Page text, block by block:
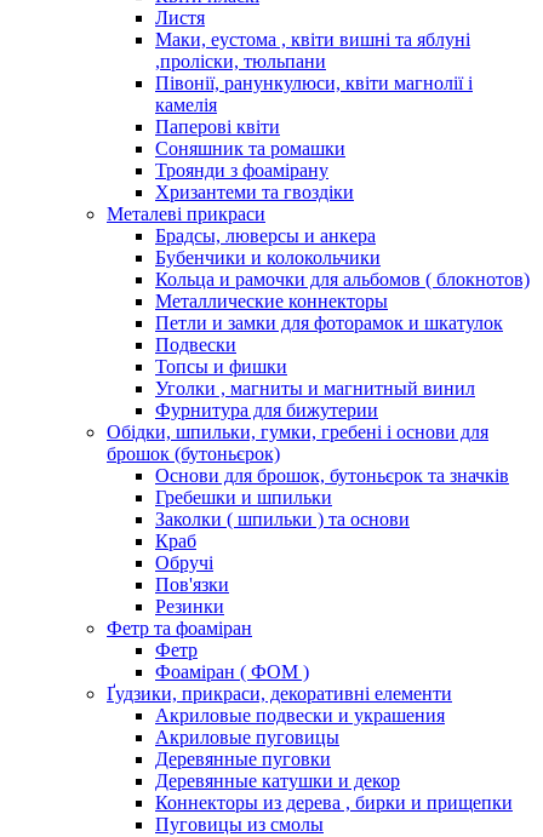
Листя
Маки, еустома , квіти вишні та яблуні
,проліски, тюльпани
Півонії, ранункулюси, квіти магнолії і
камелія
Паперові квіти
Соняшник та ромашки
Троянди з фоамірану
Хризантеми та гвоздіки
Металеві прикраси
Брадсы, люверсы и анкера
Бубенчики и колокольчики
Кольца и рамочки для альбомов ( блокнотов)
Металлические коннекторы
Петли и замки для фоторамок и шкатулок
Подвески
Топсы и фишки
Уголки , магниты и магнитный винил
Фурнитура для бижутерии
Обідки, шпильки, гумки, гребені і основи для
брошок (бутоньєрок)
Основи для брошок, бутоньєрок та значків
Гребешки и шпильки
Заколки ( шпильки ) та основи
Краб
Обручі
Пов'язки
Резинки
Фетр та фоаміран
Фетр
Фоаміран ( ФОМ )
Ґудзики, прикраси, декоративні елементи
Акриловые подвески и украшения
Акриловые пуговицы
Деревянные пуговки
Деревянные катушки и декор
Коннекторы из дерева , бирки и прищепки
Пуговицы из смолы